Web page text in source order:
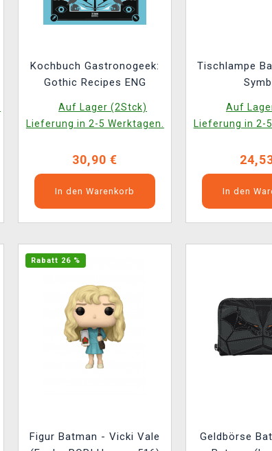
Kochbuch Gastronogeek:
Gothic Recipes ENG
Auf Lager (2Stck)
Lieferung in 2-5 Werktagen.
30,90 €
In den Warenkorb
Tischlampe
Auf
Lieferung in 2-
In den
Rabatt 26 %
Figur Batman - Vicki Vale
Geldbörse